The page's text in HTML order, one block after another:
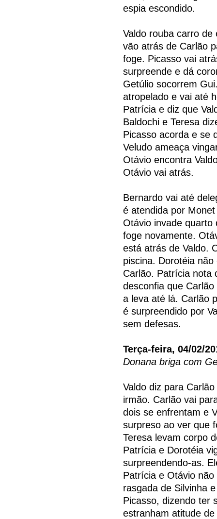
espia escondido.
Valdo rouba carro
vão atrás de Carlão
foge. Picasso vai
surpreende e dá
Getúlio socorrem
atropelado e vai até
Patrícia e diz que
Baldochi e Teresa
Picasso acorda e se
Veludo ameaça
Otávio encontra
Otávio vai atrás.
Bernardo vai até
é atendida por
Otávio invade quarto
foge novamente.
está atrás de Valdo.
piscina. Dorotéia
Carlão. Patrícia nota
desconfia que
a leva até lá. Carlão
é surpreendido por
sem defesas.
Terça-feira, 04/02/
Donana briga com
Valdo diz para
irmão. Carlão vai
dois se enfrentam e
surpreso ao ver que
Teresa levam corpo
Patrícia e Dorotéia
surpreendendo-as.
Patrícia e Otávio
rasgada de Silvinha
Picasso, dizendo ter
estranham atitude